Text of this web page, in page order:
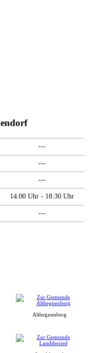
---
---
---
14:00 Uhr - 18:30 Uhr
---
Althegnenberg